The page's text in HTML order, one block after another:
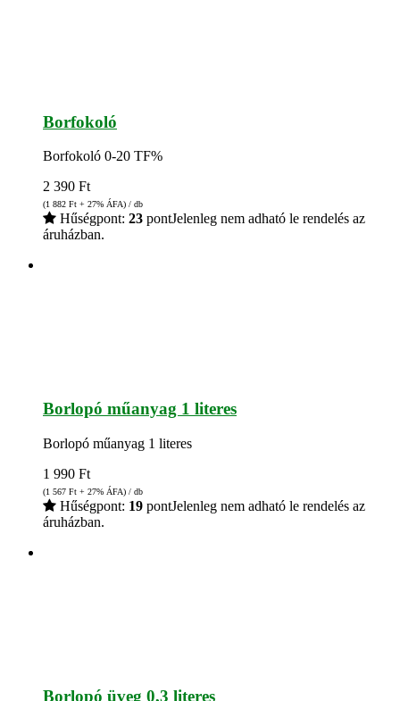
Borfokoló
Borfokoló 0-20 TF%
2 390 Ft
(1 882 Ft + 27% ÁFA) / db
Hűségpont: 23 pontJelenleg nem adható le rendelés az
áruházban.
Borlopó műanyag 1 literes
Borlopó műanyag 1 literes
1 990 Ft
(1 567 Ft + 27% ÁFA) / db
Hűségpont: 19 pontJelenleg nem adható le rendelés az
áruházban.
Borlopó üveg 0,3 literes